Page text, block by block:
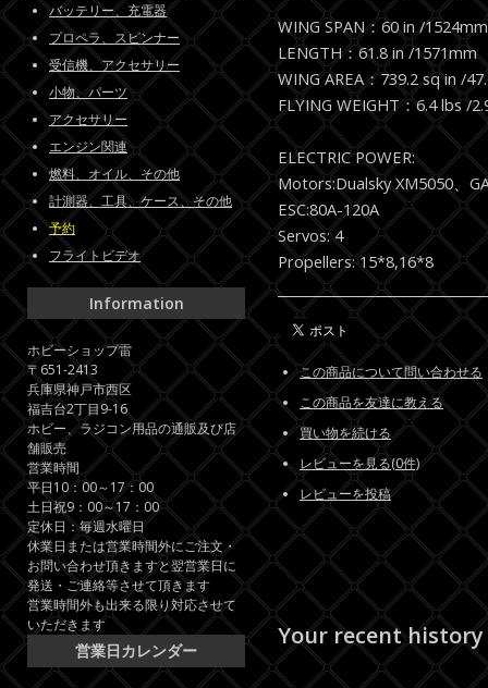
WING SPAN：60 in /1524mm
LENGTH：61.8 in /1571mm
WING AREA：739.2 sq in /
FLYING WEIGHT：6.4 lbs /
ELECTRIC POWER:
Motors:Dualsky XM5050、
ESC:80A-120A
Servos: 4
Propellers: 15*8,16*8
この商品について問い合わせる
この商品を友達に教える
買い物を続ける
レビューを見る(0件)
レビューを投稿
Your recent history
バッテリー、充電器
プロペラ、スピンナー
受信機、アクセサリー
小物、パーツ
アクセサリー
エンジン関連
燃料、オイル、その他
計測器、工具、ケース、その他
予約
フライトビデオ
Information
ホビーショップ雷
〒651-2413
兵庫県神戸市西区
福吉台2丁目9-16
ホビー、ラジコン用品の通販及び店
舗販売
営業時間
平日10：00～17：00
土日祝9：00～17：00
定休日：毎週水曜日
休業日または営業時間外にご注文・
お問い合わせ頂きますと翌営業日に
発送・ご連絡等させて頂きます
営業時間外も出来る限り対応させて
いただきます
営業日カレンダー